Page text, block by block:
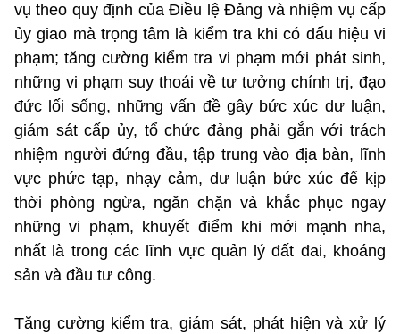
vụ theo quy định của Điều lệ Đảng và nhiệm vụ cấp
ủy giao mà trọng tâm là kiểm tra khi có dấu hiệu vi
phạm; tăng cường kiểm tra vi phạm mới phát sinh,
những vi phạm suy thoái về tư tưởng chính trị, đạo
đức lối sống, những vấn đề gây bức xúc dư luận,
giám sát cấp ủy, tổ chức đảng phải gắn với trách
nhiệm người đứng đầu, tập trung vào địa bàn, lĩnh
vực phức tạp, nhạy cảm, dư luận bức xúc để kịp
thời phòng ngừa, ngăn chặn và khắc phục ngay
những vi phạm, khuyết điểm khi mới mạnh nha,
nhất là trong các lĩnh vực quản lý đất đai, khoáng
sản và đầu tư công.
Tăng cường kiểm tra, giám sát, phát hiện và xử lý